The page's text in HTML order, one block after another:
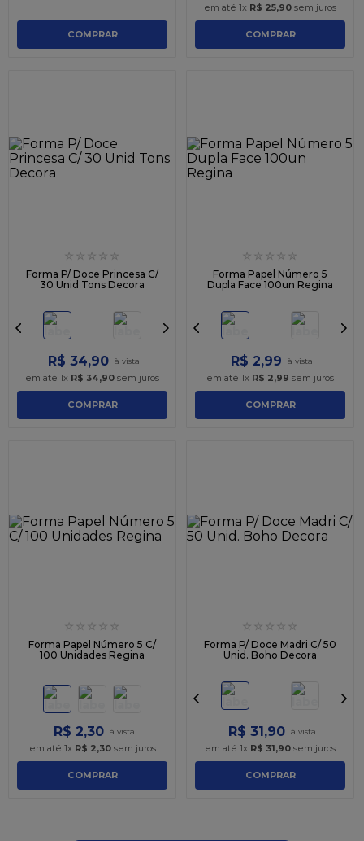
COMPRAR
em até 1x R$ 25,90 sem juros
COMPRAR
☆ ☆ ☆ ☆ ☆
Forma P/ Doce Princesa C/
30 Unid Tons Decora
R$ 34,90
em até 1x R$ 34,90 sem juros
COMPRAR
☆ ☆ ☆ ☆ ☆
Forma Papel Número 5
Dupla Face 100un Regina
R$ 2,99
em até 1x R$ 2,99 sem juros
COMPRAR
☆ ☆ ☆ ☆ ☆
Forma Papel Número 5 C/
100 Unidades Regina
R$ 2,30
em até 1x R$ 2,30sem juros
COMPRAR
☆ ☆ ☆ ☆ ☆
Forma P/ Doce Madri C/ 50
Unid. Boho Decora
R$ 31,90
em até 1x R$ 31,90 sem juros
COMPRAR